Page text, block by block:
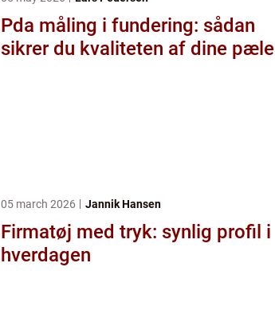
Pda måling i fundering: sådan
sikrer du kvaliteten af dine pæle
05 march 2026 Jannik Hansen
Firmatøj med tryk: synlig profil i
hverdagen